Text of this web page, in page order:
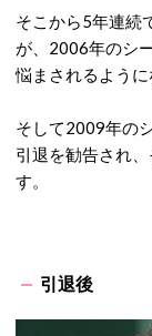
そこから5年連続
が、2006年のシ
悩まされるように
そして2009年の
引退を勧告され
す。
引退後